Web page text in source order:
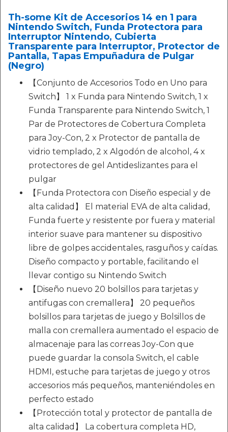
Th-some Kit de Accesorios 14 en 1 para
Nintendo Switch, Funda Protectora para
Interruptor Nintendo, Cubierta
Transparente para Interruptor, Protector de
Pantalla, Tapas Empuñadura de Pulgar
(Negro)
【Conjunto de Accesorios Todo en Uno para
Switch】 1 x Funda para Nintendo Switch, 1 x
Funda Transparente para Nintendo Switch, 1
Par de Protectores de Cobertura Completa
para Joy-Con, 2 x Protector de pantalla de
vidrio templado, 2 x Algodón de alcohol, 4 x
protectores de gel Antideslizantes para el
pulgar
【Funda Protectora con Diseño especial y de
alta calidad】 El material EVA de alta calidad,
Funda fuerte y resistente por fuera y material
interior suave para mantener su dispositivo
libre de golpes accidentales, rasguños y caídas.
Diseño compacto y portable, facilitando el
llevar contigo su Nintendo Switch
【Diseño nuevo 20 bolsillos para tarjetas y
antifugas con cremallera】 20 pequeños
bolsillos para tarjetas de juego y Bolsillos de
malla con cremallera aumentado el espacio de
almacenaje para las correas Joy-Con que
puede guardar la consola Switch, el cable
HDMI, estuche para tarjetas de juego y otros
accesorios más pequeños, manteniéndoles en
perfecto estado
【Protección total y protector de pantalla de
alta calidad】 La cobertura completa HD,